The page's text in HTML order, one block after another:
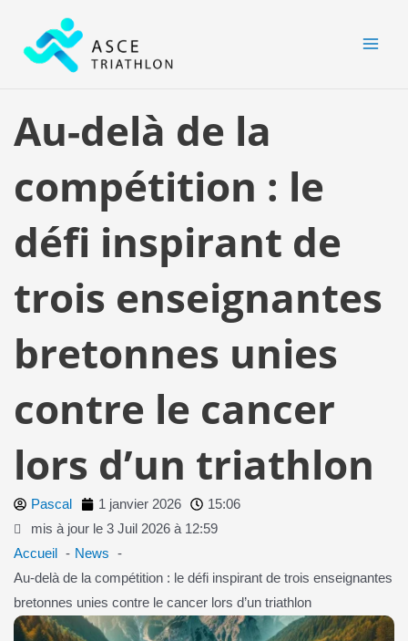
contenu
Au-delà de la
compétition : le
défi inspirant de
trois enseignantes
bretonnes unies
contre le cancer
lors d’un triathlon
Pascal 1 janvier 2026
15:06
mis à jour le 3 Juil 2026 à 12:59
Accueil
News
Au-delà de la compétition : le défi inspirant de trois enseignantes
bretonnes unies contre le cancer lors d’un triathlon